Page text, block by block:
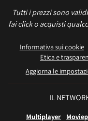
Tutti i prezzi sono
fai click o acquisti
Informativa sui cookie
Etica e
Aggiorna le
IL
Multiplayer